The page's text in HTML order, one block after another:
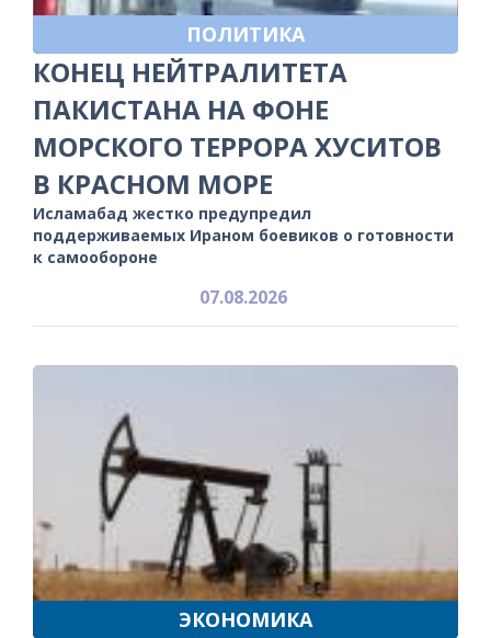
ПОЛИТИКА
КОНЕЦ НЕЙТРАЛИТЕТА
ПАКИСТАНА НА ФОНЕ
МОРСКОГО ТЕРРОРА ХУСИТОВ
В КРАСНОМ МОРЕ
Исламабад жестко предупредил
поддерживаемых Ираном боевиков о готовности
к самообороне
07.08.2026
ЭКОНОМИКА